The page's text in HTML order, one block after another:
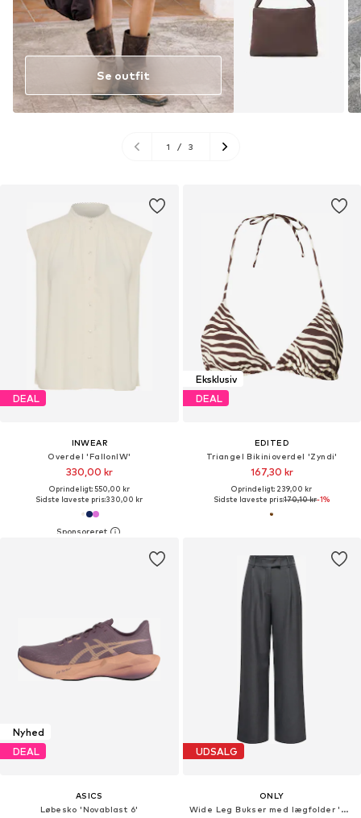
Se outfit
1 / 3
DEAL
INWEAR
Overdel 'FallonIW'
330,00 kr
Oprindeligt: 550,00 kr
Sidste laveste pris:330,00 kr
Eksklusiv
DEAL
EDITED
Triangel Bikinioverdel 'Zyndi'
167,30 kr
Oprindeligt: 239,00 kr
Sidste laveste pris:170,10 kr-1%
Nyhed
DEAL
ASICS
Løbesko 'Novablast 6'
UDSALG
ONLY
Wide Leg Bukser med lægfolder 'ONLLinda'